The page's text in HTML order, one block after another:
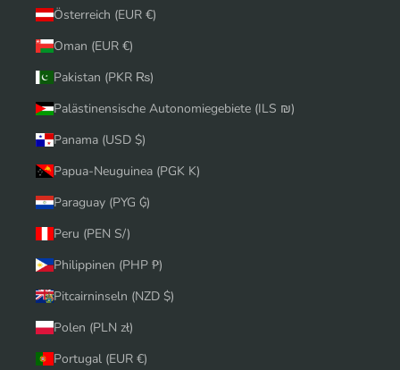
Österreich (EUR €)
Oman (EUR €)
Pakistan (PKR ₨)
Palästinensische Autonomiegebiete (ILS ₪)
Panama (USD $)
Papua-Neuguinea (PGK K)
Paraguay (PYG ₲)
Peru (PEN S/)
Philippinen (PHP ₱)
Pitcairninseln (NZD $)
Polen (PLN zł)
Portugal (EUR €)